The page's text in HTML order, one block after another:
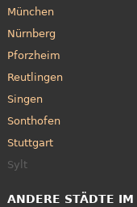
München
Nürnberg
Pforzheim
Reutlingen
Singen
Sonthofen
Stuttgart
Sylt
ANDERE STÄDTE